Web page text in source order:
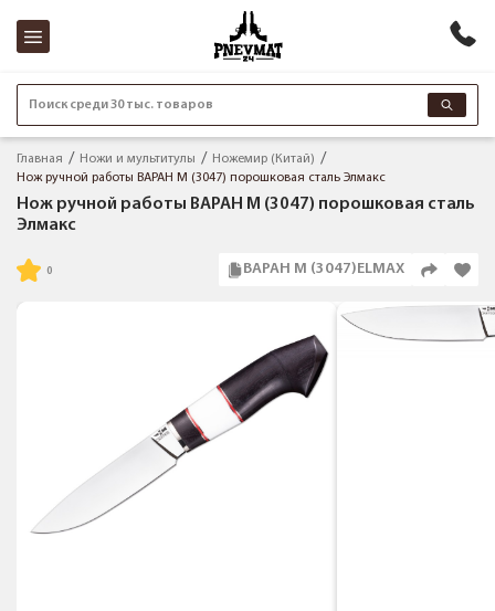
Поиск среди 30 тыс. товаров
Главная Ножи и мультитулы
Ножемир (Китай)
Нож ручной работы ВАРАН М (3047) порошковая сталь Элмакс
Нож ручной работы ВАРАН М (3047) порошковая сталь
Элмакс
ВАРАН М (3047)ELMAX